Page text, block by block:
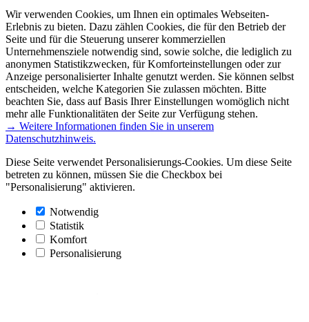
Wir verwenden Cookies, um Ihnen ein optimales Webseiten-
Erlebnis zu bieten. Dazu zählen Cookies, die für den Betrieb der
Seite und für die Steuerung unserer kommerziellen
Unternehmensziele notwendig sind, sowie solche, die lediglich zu
anonymen Statistikzwecken, für Komforteinstellungen oder zur
Anzeige personalisierter Inhalte genutzt werden. Sie können selbst
entscheiden, welche Kategorien Sie zulassen möchten. Bitte
beachten Sie, dass auf Basis Ihrer Einstellungen womöglich nicht
mehr alle Funktionalitäten der Seite zur Verfügung stehen.
→ Weitere Informationen finden Sie in unserem
Datenschutzhinweis.
Diese Seite verwendet Personalisierungs-Cookies. Um diese Seite
betreten zu können, müssen Sie die Checkbox bei
"Personalisierung" aktivieren.
Notwendig
Statistik
Komfort
Personalisierung